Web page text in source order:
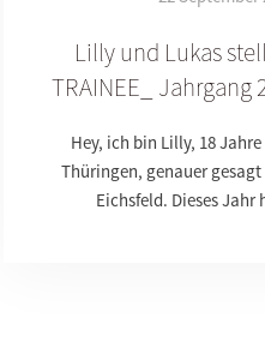
Lilly und Lukas
TRAINEE_ Jahrgang
Hey, ich bin Lilly, 18
Thüringen, genauer gesagt
Eichsfeld. Dieses